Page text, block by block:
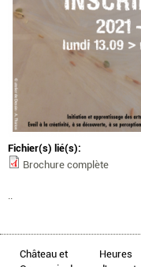
Fichier(s) lié(s):
Brochure complète
Château et
Heures